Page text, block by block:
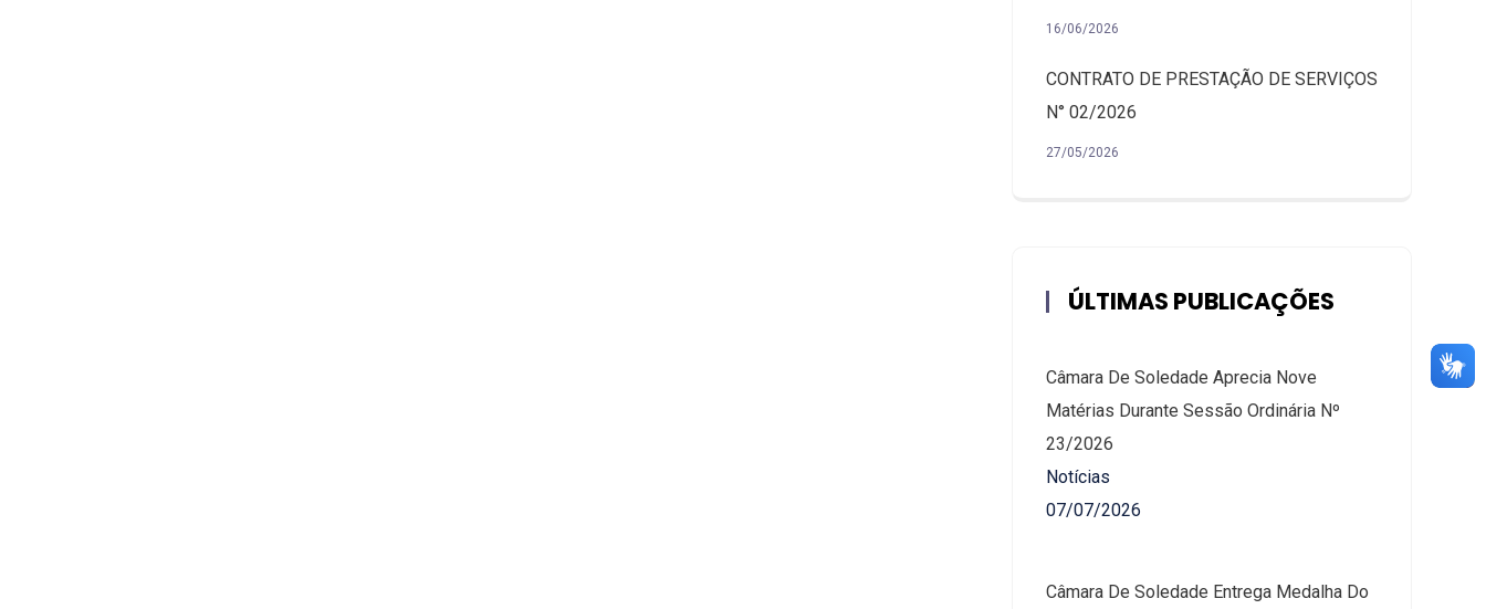
16/06/2026
CONTRATO DE PRESTAÇÃO DE SERVIÇOS
N° 02/2026
27/05/2026
ÚLTIMAS PUBLICAÇÕES
Câmara De Soledade Aprecia Nove
Matérias Durante Sessão Ordinária Nº
23/2026
Notícias
07/07/2026
Câmara De Soledade Entrega Medalha Do